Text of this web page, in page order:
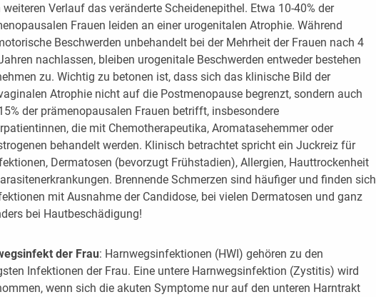
Verlauf das veränderte Scheidenepithel. Etwa 10-40% der
Frauen leiden an einer urogenitalen Atrophie. Während
Beschwerden unbehandelt bei der Mehrheit der Frauen nach 4
nachlassen, bleiben urogenitale Beschwerden entweder bestehen
zu. Wichtig zu betonen ist, dass sich das klinische Bild der
Atrophie nicht auf die Postmenopause begrenzt, sondern auch
der prämenopausalen Frauen betrifft, insbesondere
die mit Chemotherapeutika, Aromatasehemmer oder
behandelt werden. Klinisch betrachtet spricht ein Juckreiz für
Dermatosen (bevorzugt Frühstadien), Allergien, Hauttrockenheit
Brennende Schmerzen sind häufiger und finden sich
mit Ausnahme der Candidose, bei vielen Dermatosen und ganz
bei Hautbeschädigung!
der Frau: Harnwegsinfektionen (HWI) gehören zu den
Infektionen der Frau. Eine untere Harnwegsinfektion (Zystitis) wird
wenn sich die akuten Symptome nur auf den unteren Harntrakt